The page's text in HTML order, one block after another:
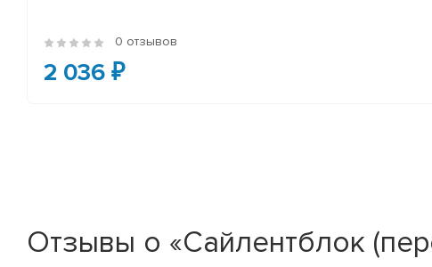
0 отзывов
2 036 ₽
Отзывы о «Сайлентблок